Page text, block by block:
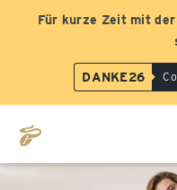
Für kurze Zeit mit
DANKE26